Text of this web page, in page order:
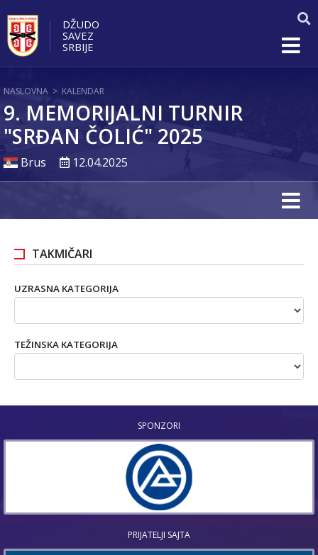
DŽUDO
SAVEZ
SRBIJE
NASLOVNA > KALENDAR
9. MEMORIJALNI TURNIR
"SRĐAN ČOLIĆ" 2025
Brus 12.04.2025
TAKMIČARI
UZRASNA KATEGORIJA
TEŽINSKA KATEGORIJA
SPONZORI
PRIJATELJI SAJTA